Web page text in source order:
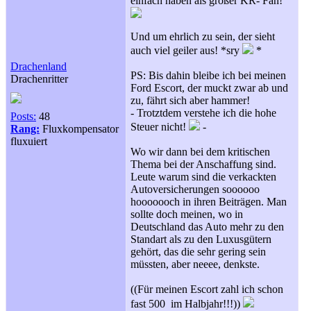
Drachenland
Drachenritter
Posts: 48
Rang: Fluxkompensator
fluxuiert
Und um ehrlich zu sein, der sieht
auch viel geiler aus! *sry
*
PS: Bis dahin bleibe ich bei meinen
Ford Escort, der muckt zwar ab und
zu, fährt sich aber hammer!
- Trotztdem verstehe ich die hohe
Steuer nicht!
-
Wo wir dann bei dem kritischen
Thema bei der Anschaffung sind.
Leute warum sind die verkackten
Autoversicherungen soooooo
hooooooch in ihren Beiträgen. Man
sollte doch meinen, wo in
Deutschland das Auto mehr zu den
Standart als zu den Luxusgütern
gehört, das die sehr gering sein
müssten, aber neeee, denkste.
((Für meinen Escort zahl ich schon
fast 500  im Halbjahr!!!))